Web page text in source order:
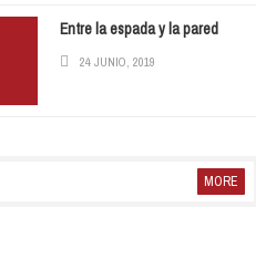
Entre la espada y la pared
24 JUNIO, 2019
MORE